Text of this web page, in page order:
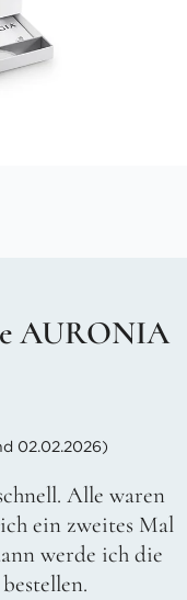
AURONIA
02.02.2026)
Alle waren
ein zweites Mal
werde ich die